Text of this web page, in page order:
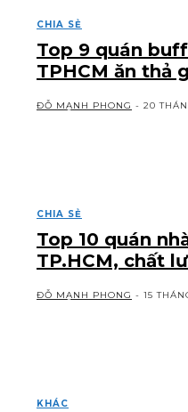
CHIA SẺ
Top 9 quán
TPHCM ăn thả
ĐỖ MẠNH PHONG - 20
CHIA SẺ
Top 10 quán
TP.HCM, chất
ĐỖ MẠNH PHONG - 15
KHÁC